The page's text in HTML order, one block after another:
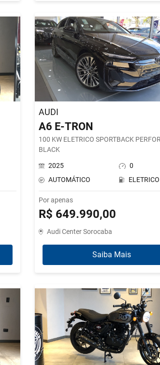
AUDI
A6 E-TRON
100 KW ELETRICO SPORTBACK
BLACK
2025
0
AUTOMÁTICO
ELETRICO
Por apenas
R$ 649.990,00
Audi Center Sorocaba
Saiba Mais